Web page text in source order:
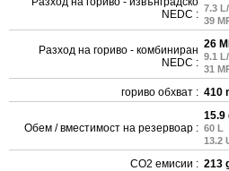
NEDC : 7.3
39
Разход на гориво - комбиниран
NEDC :
26
9.1
31
гориво обхват : 410
Обем / вместимост на резервоар :
15.9
60 L
13.2
CO2 емисии : 213